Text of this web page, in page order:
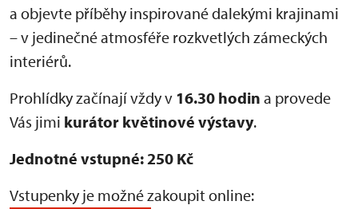
a objevte příběhy inspirované dalekými krajinami
– v jedinečné atmosféře rozkvetlých zámeckých
interiérů.
Prohlídky začínají vždy v 16.30 hodin a provede
Vás jimi kurátor květinové výstavy.
Jednotné vstupné: 250 Kč
Vstupenky je možné zakoupit online: